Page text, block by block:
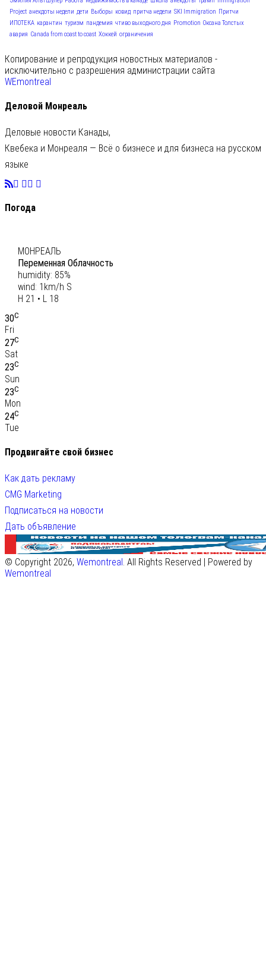
Project анекдоты недели дети Выборы ковид притча недели SKI Immigration Притчи
ИПОТЕКА карантин туризм пандемия чтиво выходного дня Promotion Оксана Толстых
авария Canada from coast to coast Хоккей ограничения
Копирование и репродукция новостных материалов -
исключительно с разрешения администрации сайта
WEmontreal
Деловой Монреаль
Деловые новости Канады,
Квебека и Монреаля — Всё о бизнесе и для бизнеса на русском
языке
Погода
МОНРЕАЛЬ
Переменная Облачность
humidity: 85%
wind: 1km/h S
H 21 • L 18
30C
Fri
27C
Sat
23C
Sun
23C
Mon
24C
Tue
Продвигайте свой бизнес
Как дать рекламу
CMG Marketing
Подписаться на новости
Дать объявление
© Copyright 2026, Wemontreal. All Rights Reserved | Powered by
Wemontreal